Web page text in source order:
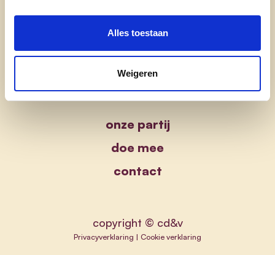
Alles toestaan
Weigeren
onze partij
doe mee
contact
copyright © cd&v
Privacyverklaring | Cookie verklaring